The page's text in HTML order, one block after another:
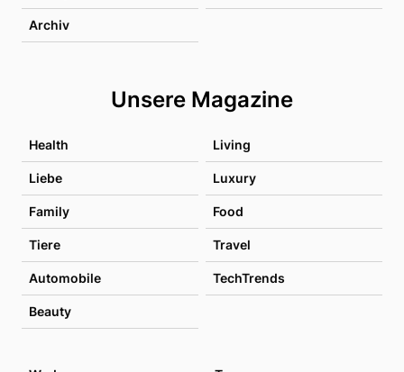
Archiv
Unsere Magazine
Health Living
Liebe Luxury
Family Food
Tiere Travel
Automobile TechTrends
Beauty